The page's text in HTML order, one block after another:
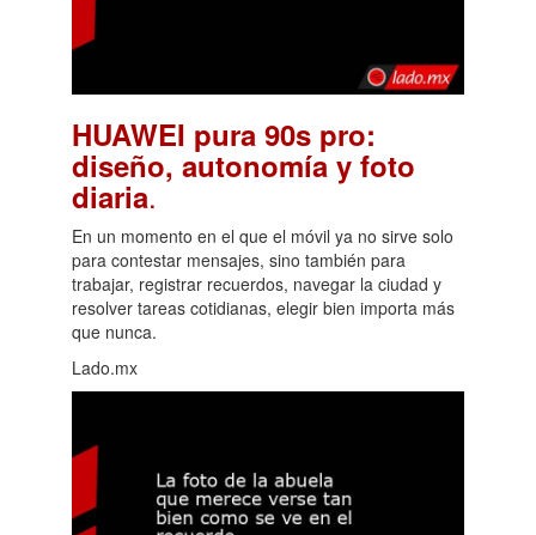
HUAWEI pura 90s pro:
diseño, autonomía y foto
diaria.
En un momento en el que el móvil ya no sirve solo
para contestar mensajes, sino también para
trabajar, registrar recuerdos, navegar la ciudad y
resolver tareas cotidianas, elegir bien importa más
que nunca.
Lado.mx